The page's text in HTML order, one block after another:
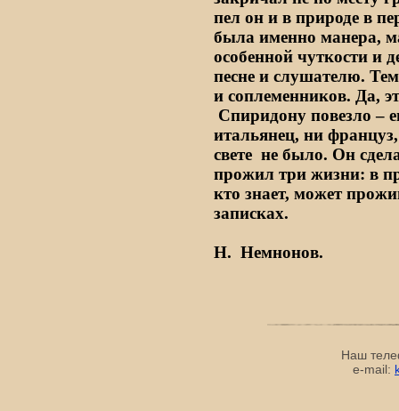
пел он и в природе в
была именно манера,
особенной чуткости и
песне и слушателю.
и соплеменников. Да,
Спиридону повезло –
итальянец, ни
свете не было. Он
прожил три жизни: в
кто знает, может
записках.
Н. Немнонов.
Наш
e-mail: